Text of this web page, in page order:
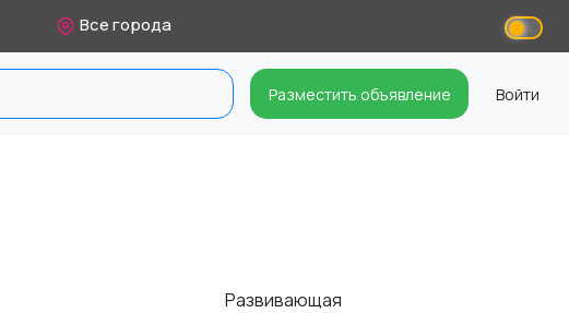
Все города
Разместить объявление Войти
Развивающая